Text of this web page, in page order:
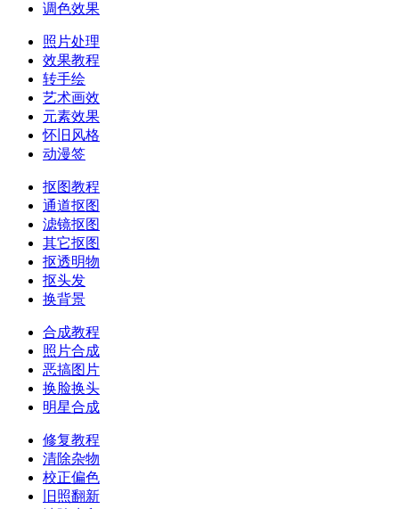
调色效果
照片处理
效果教程
转手绘
艺术画效
元素效果
怀旧风格
动漫签
抠图教程
通道抠图
滤镜抠图
其它抠图
抠透明物
抠头发
换背景
合成教程
照片合成
恶搞图片
换脸换头
明星合成
修复教程
清除杂物
校正偏色
旧照翻新